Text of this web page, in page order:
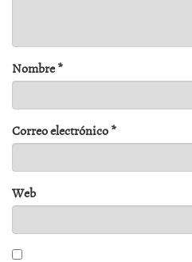
Nombre*
Correo electrónico*
Web